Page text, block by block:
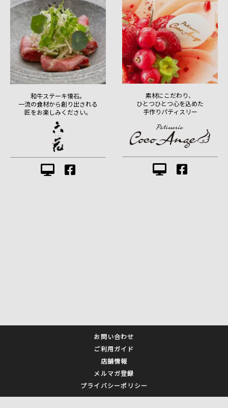
和牛ステーキ懐石。
一流の食材から創り出される
匠をお楽しみください。
素材にこだわり、
ひとつひとつ心を込めた
手作りパティスリー
お問い合わせ
ご利用ガイド
店舗情報
メルマガ登録
プライバシーポリシー